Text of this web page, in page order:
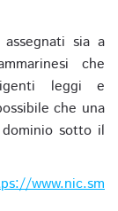
sia a
che
leggi e
che una
sotto il
www.nic.sm